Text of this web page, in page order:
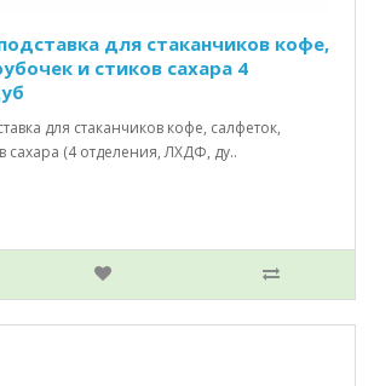
для стаканчиков кофе,
и стиков сахара 4
для стаканчиков кофе, салфеток,
сахара (4 отделения, ЛХДФ, ду..